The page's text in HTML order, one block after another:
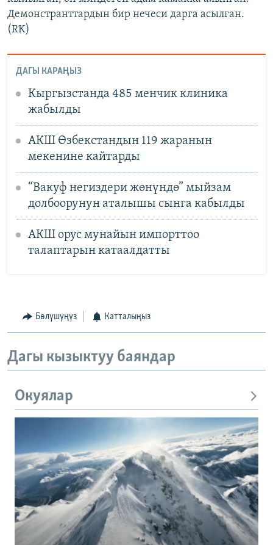
Демонстранттардын бир нечеси дарга асылган.
(RK)
ДАГЫ КАРАҢЫЗ
Кыргызстанда 485 менчик клиника
жабылды
АКШ Өзбекстандын 119 жаранын
мекенине кайтарды
“Вакуф негиздери жөнүндө” мыйзам
долбоорунун аталышы сынга кабылды
АКШ орус мунайын импорттоо
талаптарын катаалдатты
Бөлүшүңүз Катталыңыз
Дагы кызыктуу баяндар
Окуялар